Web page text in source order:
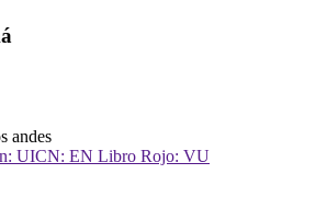
andes
UICN: EN Libro Rojo: VU